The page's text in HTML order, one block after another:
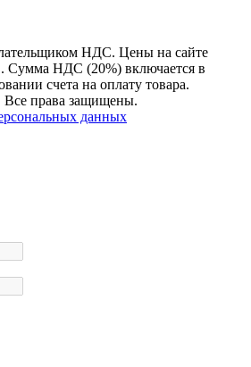
НДС. Цены на сайте
Сумма НДС (20%) включается в
счета на оплату товара.
права защищены.
данных